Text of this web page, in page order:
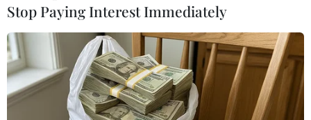
#Afghanistan #Kabul
#Robert Gates
#Chuyến thăm
#An ninh Afghanistan Mỹ
Stop Paying Interest Immediately